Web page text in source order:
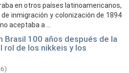
en otros países latinoamericanos,
inmigración y colonización de 1894
aceptaba a ...
Brasil 100 años después de la
rol de los nikkeis y los
)